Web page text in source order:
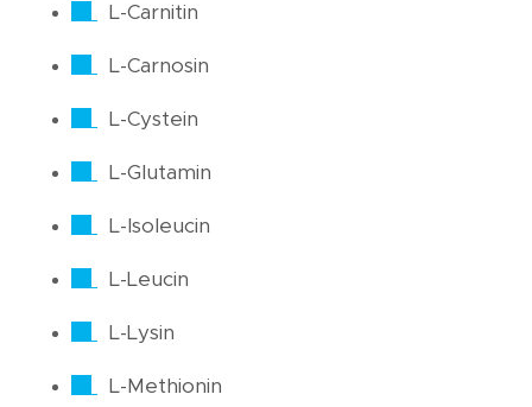
L-Carnitin
L-Carnosin
L-Cystein
L-Glutamin
L-Isoleucin
L-Leucin
L-Lysin
L-Methionin